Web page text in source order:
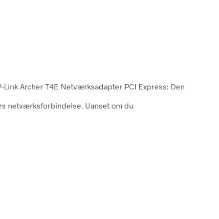
Link Archer T4E Netværksadapter PCI Express: Den
netværksforbindelse. Uanset om du